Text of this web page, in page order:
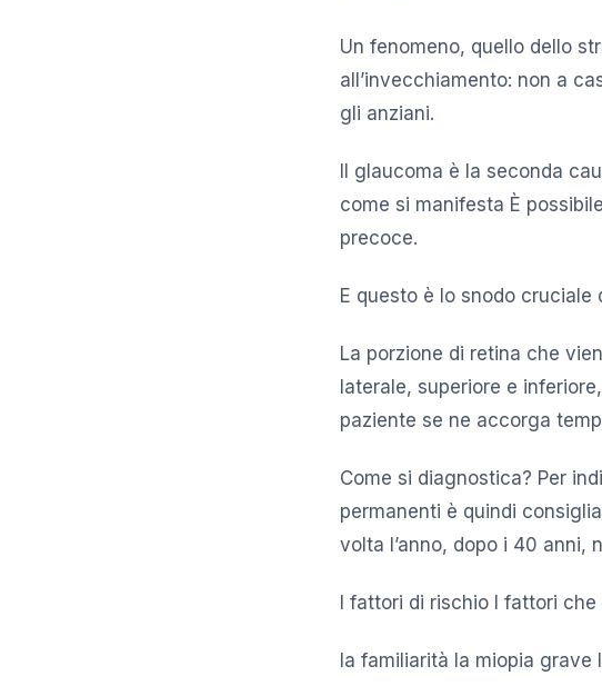
Un fenomeno, quello dello
all’invecchiamento: non a
gli anziani.
Il glaucoma è la seconda
come si manifesta È
precoce.
E questo è lo snodo cruciale
La porzione di retina che
laterale, superiore e
paziente se ne accorga
Come si diagnostica? Per
permanenti è quindi
volta l’anno, dopo i 40 anni,
I fattori di rischio I fattori
la familiarità la miopia